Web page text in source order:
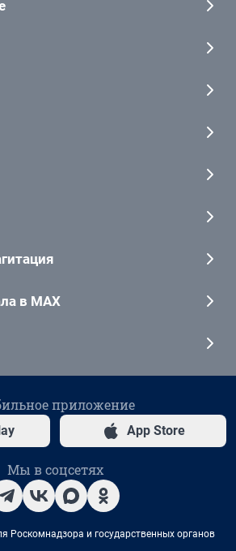
в MAX
приложение
App Store
Мы в соцсетях
Роскомнадзора и государственных органов